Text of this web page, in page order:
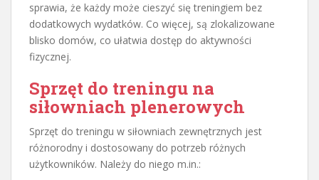
sprawia, że każdy może cieszyć się treningiem bez
dodatkowych wydatków. Co więcej, są zlokalizowane
blisko domów, co ułatwia dostęp do aktywności
fizycznej.
Sprzęt do treningu na
siłowniach plenerowych
Sprzęt do treningu w siłowniach zewnętrznych jest
różnorodny i dostosowany do potrzeb różnych
użytkowników. Należy do niego m.in.: